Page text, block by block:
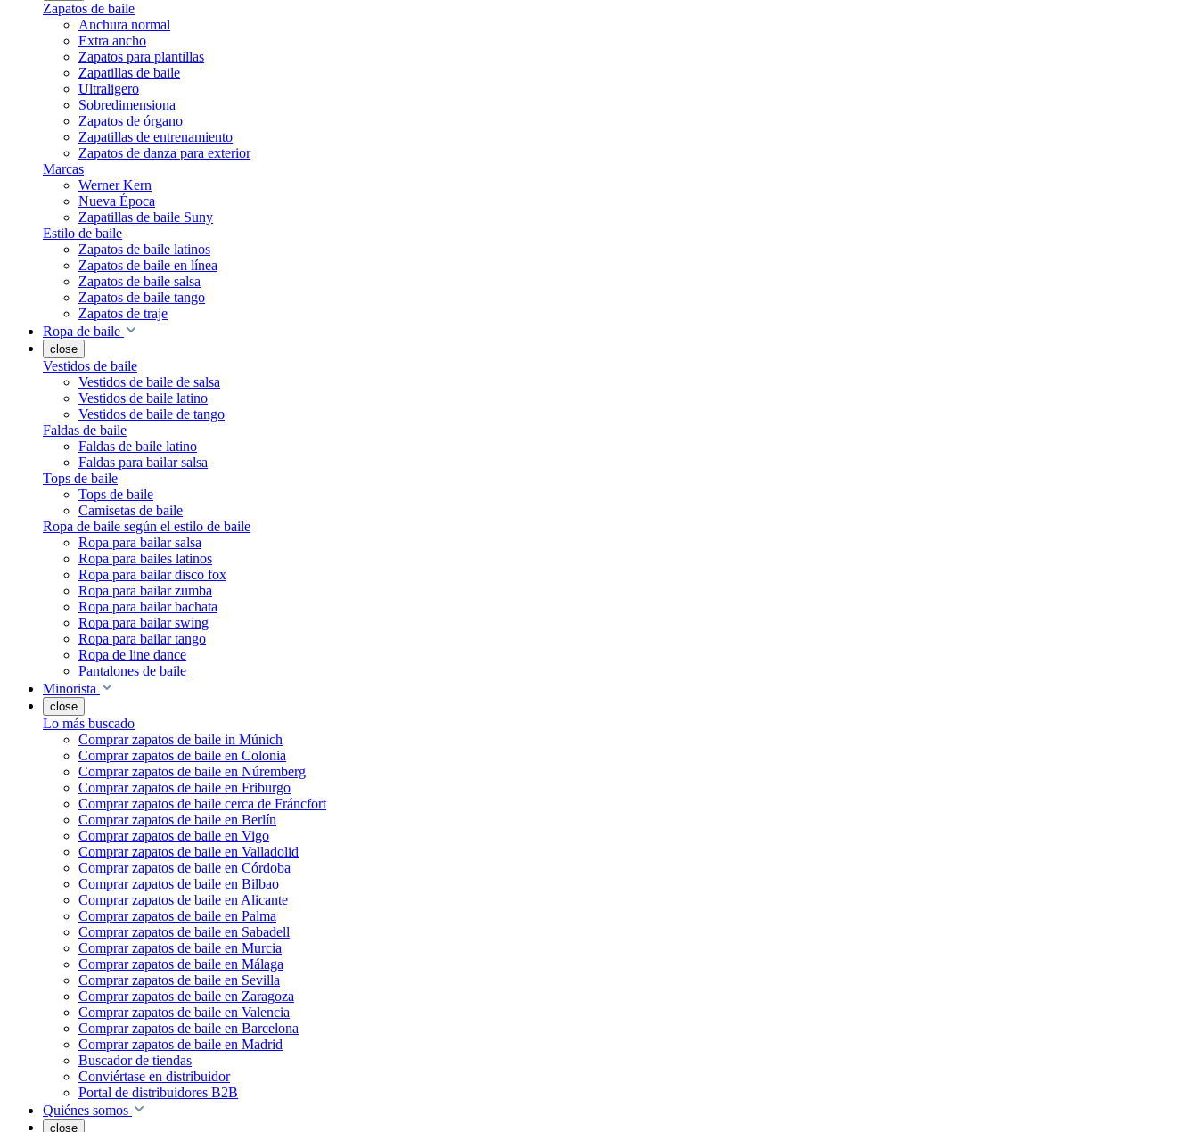
Zapatos de baile
Anchura normal
Extra ancho
Zapatos para plantillas
Zapatillas de baile
Ultraligero
Sobredimensiona
Zapatos de órgano
Zapatillas de entrenamiento
Zapatos de danza para exterior
Marcas
Werner Kern
Nueva Época
Zapatillas de baile Suny
Estilo de baile
Zapatos de baile latinos
Zapatos de baile en línea
Zapatos de baile salsa
Zapatos de baile tango
Zapatos de traje
Ropa de baile
close
Vestidos de baile
Vestidos de baile de salsa
Vestidos de baile latino
Vestidos de baile de tango
Faldas de baile
Faldas de baile latino
Faldas para bailar salsa
Tops de baile
Tops de baile
Camisetas de baile
Ropa de baile según el estilo de baile
Ropa para bailar salsa
Ropa para bailes latinos
Ropa para bailar disco fox
Ropa para bailar zumba
Ropa para bailar bachata
Ropa para bailar swing
Ropa para bailar tango
Ropa de line dance
Pantalones de baile
Minorista
close
Lo más buscado
Comprar zapatos de baile in Múnich
Comprar zapatos de baile en Colonia
Comprar zapatos de baile en Núremberg
Comprar zapatos de baile en Friburgo
Comprar zapatos de baile cerca de Fráncfort
Comprar zapatos de baile en Berlín
Comprar zapatos de baile en Vigo
Comprar zapatos de baile en Valladolid
Comprar zapatos de baile en Córdoba
Comprar zapatos de baile en Bilbao
Comprar zapatos de baile en Alicante
Comprar zapatos de baile en Palma
Comprar zapatos de baile en Sabadell
Comprar zapatos de baile en Murcia
Comprar zapatos de baile en Málaga
Comprar zapatos de baile en Sevilla
Comprar zapatos de baile en Zaragoza
Comprar zapatos de baile en Valencia
Comprar zapatos de baile en Barcelona
Comprar zapatos de baile en Madrid
Buscador de tiendas
Conviértase en distribuidor
Portal de distribuidores B2B
Quiénes somos
close